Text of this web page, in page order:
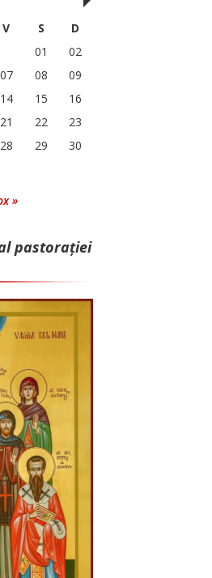
V S
D
01
02
07 08
09
14 15
16
21 22
23
28 29
30
»
pastorației